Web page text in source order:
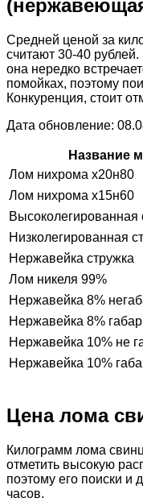
Средней ценой за
считают 30-40
она нередко
помойках, поэтому
Конкуренция, стоит
Дата обновление:
Название
Лом нихрома х20н80
Лом нихрома х15н60
Высоколегированная
Низколегированная
Нержавейка стружка
Лом никеля 99%
Нержавейка 8%
Нержавейка 8%
Нержавейка 10% не
Нержавейка 10%
Цена лома
Килограмм лома
отметить высокую
поэтому его поиски и
часов.